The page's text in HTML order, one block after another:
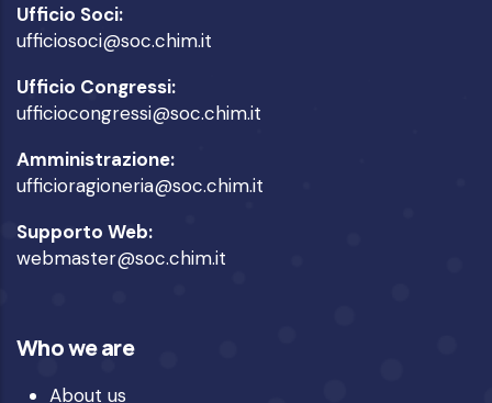
Ufficio Soci:
ufficiosoci@soc.chim.it
Ufficio Congressi:
ufficiocongressi@soc.chim.it
Amministrazione:
ufficioragioneria@soc.chim.it
Supporto Web:
webmaster@soc.chim.it
Who we are
About us